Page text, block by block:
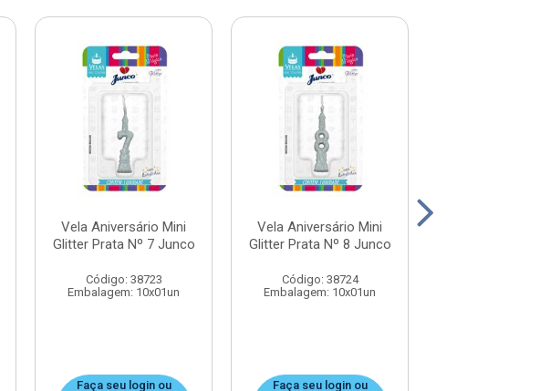
Vela Aniversário Mini
Glitter Prata Nº 7 Junco
Código: 38723
Embalagem: 10x01un
Faça seu login ou
Vela Aniversário Mini
Glitter Prata Nº 8 Junco
Código: 38724
Embalagem: 10x01un
Faça seu login ou